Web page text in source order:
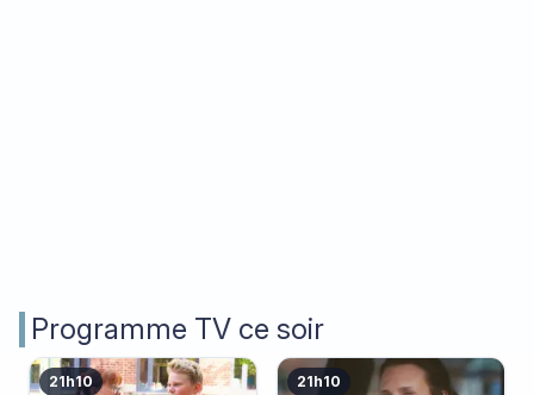
Programme TV ce soir
21h10 21h10